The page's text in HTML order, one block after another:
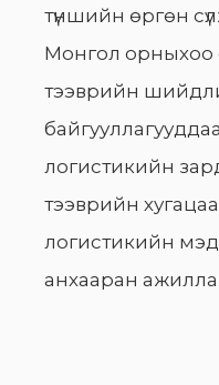
түншийн өргөн
Монгол орныхоо
тээврийн
логистикийн
тээврийн
логистикийн
анхааран